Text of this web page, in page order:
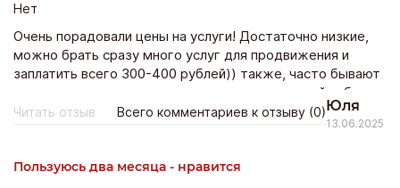
Нет
Очень порадовали цены на услуги! Достаточно низкие,
можно брать сразу много услуг для продвижения и
заплатить всего 300-400 рублей)) также, часто бывают
акции на разные услуги, можно совсем за копейки брать
лайки и просмотры. Сайт советую!
Читать отзыв Всего комментариев к отзыву (0)Юля
13.06.2025
Пользуюсь два месяца - нравится